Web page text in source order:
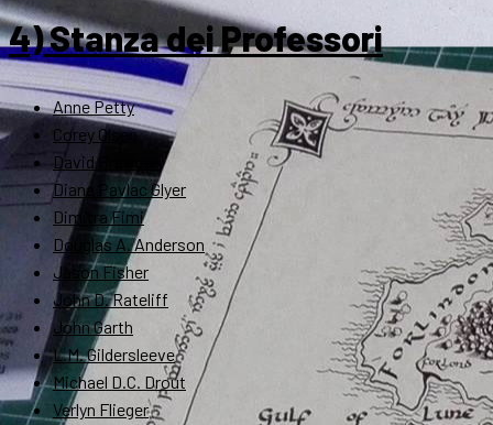
4) Stanza dei Professori
Anne Petty
Corey Olsen
David Bratman
Diana Pavlac Glyer
Dimitra Fimi
Douglas A. Anderson
Jason Fisher
John D. Rateliff
John Garth
L.M. Gildersleeve
Michael D.C. Drout
Verlyn Flieger